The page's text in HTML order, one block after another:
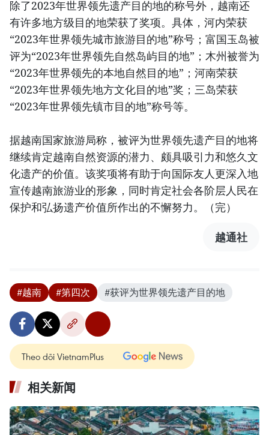
除了2023年世界领先遗产目的地的称号外，越南还
有许多地方级目的地荣获了奖项。具体，河内荣获
“2023年世界领先城市旅游目的地”称号；富国玉岛被
评为“2023年世界领先自然岛屿目的地”；木州被誉为
“2023年世界领先的本地自然目的地”；河南荣获
“2023年世界领先地方文化目的地”奖；三岛荣获
“2023年世界领先镇市目的地”称号等。
据越南国家旅游局称，被评为世界领先遗产目的地将
继续肯定越南自然资源的潜力、颇具吸引力和悠久文
化遗产的价值。该奖项将有助于向国际友人更深入地
宣传越南旅游业的形象，同时肯定社会各阶层人民在
保护和弘扬遗产价值所作出的不懈努力。（完）
越通社
#越南 #第四次 #获评为世界领先遗产目的地
Theo dõi VietnamPlus
相关新闻